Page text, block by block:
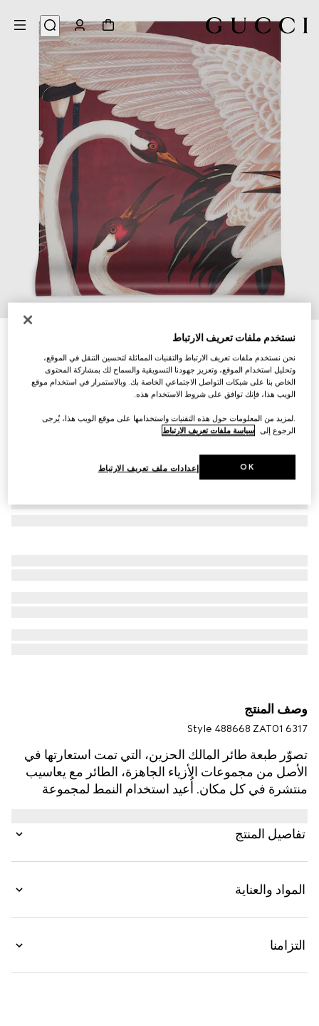
ورق جدران بطبعة طائر المالك الحزين
تنويعاتأحمر Rosso Ancora
وصف المنتج
Style ‎488668 ZAT01 6317
تصوّر طبعة طائر المالك الحزين، التي تمت استعارتها في
الأصل من مجموعات الأزياء الجاهزة، الطائر مع يعاسيب
منتشرة في كل مكان. أُعيد استخدام النمط لمجموعة
تفاصيل المنتج
المواد والعناية
التزامنا
نستخدم ملفات تعريف الارتباط
نحن نستخدم ملفات تعريف الارتباط والتقنيات المماثلة لتحسين التنقل في الموقع،
وتحليل استخدام الموقع، وتعزيز جهودنا التسويقية والسماح لك بمشاركة المحتوى
الخاص بنا على شبكات التواصل الاجتماعي الخاصة بك. وبالاستمرار في استخدام موقع
الويب هذا، فإنك توافق على شروط الاستخدام هذه.
.لمزيد من المعلومات حول هذه التقنيات واستخدامها على موقع الويب هذا، يُرجى
الرجوع إلى سياسة ملفات تعريف الارتباط
إعدادات ملف تعريف الارتباط OK